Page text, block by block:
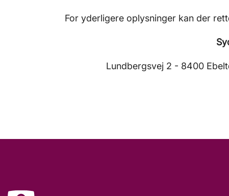
For yderligere oplysninger kan der
Lundbergsvej 2 - 8400